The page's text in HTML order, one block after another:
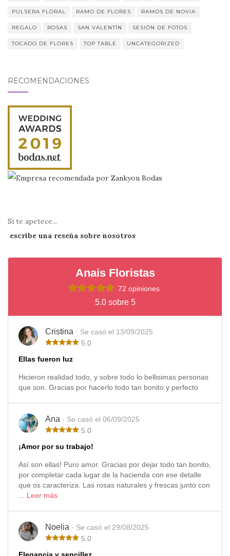
PULSERA FLORAL RAMO DE FLORES RAMOS DE NOVIA
REGALO ROSAS SAN VALENTÍN SESIÓN DE FOTOS
TOCADO DE FLORES TOP TABLE UNCATEGORIZED
RECOMENDACIONES
Si te apetece...
escribe una reseña sobre nosotros
Anais Floristas
72 opiniones
5.0 sobre 5
Cristina · Se casó el 13/09/2025
5.0
Ellas fueron luz
Hicieron realidad todo, y sobre todo lo bellisimas personas
que son. Gracias por hacerlo todo tan bonito y perfecto
Ana · Se casó el 06/09/2025
5.0
¡Amor por su trabajo!
Así son ellas! Puro amor. Gracias por dejar todo tan bonito,
por completar cada lugar de la hacienda con ese detalle
que os caracteriza. Las rosas naturales y frescas junto con
Leer más
Noelia · Se casó el 29/08/2025
5.0